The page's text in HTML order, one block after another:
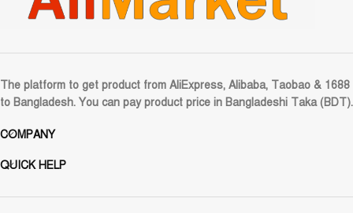
The platform to get product from AliExpress, Alibaba, Taobao & 1688
to Bangladesh. You can pay product price in Bangladeshi Taka (BDT).
COMPANY
QUICK HELP